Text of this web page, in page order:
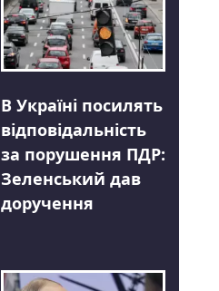
В Україні посилять
відповідальність
за порушення ПДР:
Зеленський дав
доручення